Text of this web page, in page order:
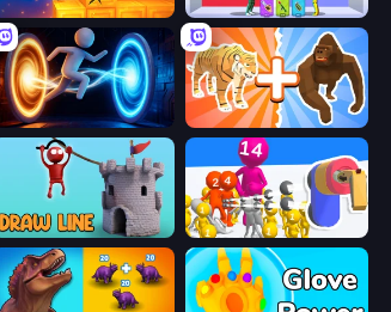
Merge & Dig! Who Dies Last?
Portal Escape Animal DNA Run
Draw Line Shot Blaster